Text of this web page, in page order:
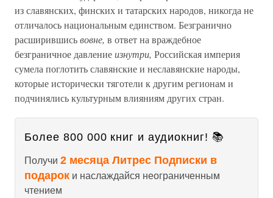
из славянских, финских и татарских народов, никогда не
отличалось национальным единством. Безгранично
расширившисьвовне, в ответ на враждебное
безграничное давлениеизнутри, Российская империя
сумела поглотить славянские и неславянские народы,
которые исторически тяготели к другим регионам и
подчинялись культурным влияниям других стран.
Более 800 000 книг и аудиокниг! 📚
Получи 2 месяца Литрес Подписки в
подарок и наслаждайся неограниченным
чтением